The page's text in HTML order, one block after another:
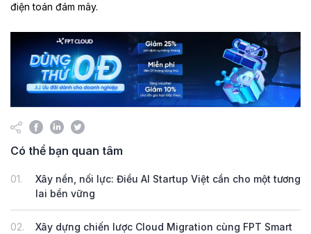
điện toán đám mây.
Có thể bạn quan tâm
01.
Xây nền, nối lực: Điều AI Startup Việt cần cho một tương
lai bền vững
02.
Xây dựng chiến lược Cloud Migration cùng FPT Smart